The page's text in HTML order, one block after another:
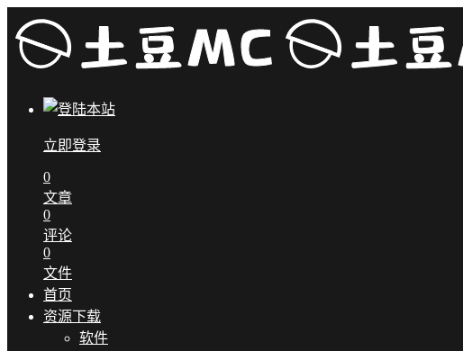
立即登录
0
文章
0
评论
0
文件
首页
资源下载
软件